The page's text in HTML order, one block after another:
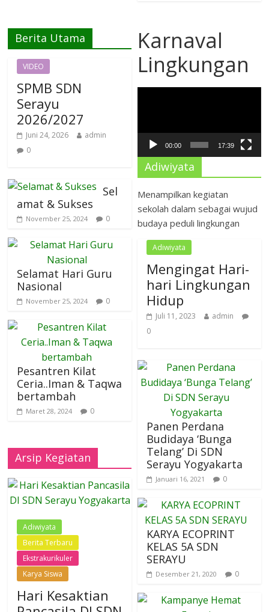
Berita Utama
VIDEO
SPMB SDN
Serayu
2026/2027
Juni 24, 2026
admin
0
Sel
amat & Sukses
November 25, 2024 0
Selamat Hari Guru
Nasional
November 25, 2024 0
Pesantren Kilat
Ceria..Iman & Taqwa
bertambah
Maret 28, 2024 0
Arsip Kegiatan
Adiwiyata
Berita Terbaru
Ekstrakurikuler
Karya Siswa
Hari Kesaktian
Karnaval
Lingkungan
00:00 17:39
Adiwiyata
Menampilkan kegiatan
sekolah dalam sebagai wujud
budaya peduli lingkungan
Adiwiyata
Mengingat Hari-
hari Lingkungan
Hidup
Juli 11, 2023
admin
0
Panen Perdana
Budidaya ‘Bunga
Telang’ Di SDN
Serayu Yogyakarta
Januari 16, 2021 0
KARYA ECOPRINT
KELAS 5A SDN
SERAYU
Desember 21, 2020 0